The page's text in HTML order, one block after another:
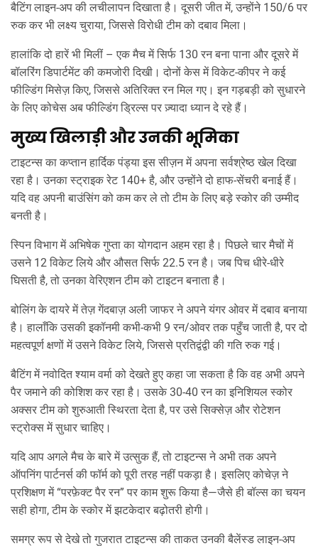
बैटिंग लाइन‑अप की लचीलापन दिखाता है। दूसरी जीत में, उन्होंने 150/6 पर
रुक कर भी लक्ष्य चुराया, जिससे विरोधी टीम को दबाव मिला।
हालांकि दो हारें भी मिलीं – एक मैच में सिर्फ 130 रन बना पाना और दूसरे में
बॉलरिंग डिपार्टमेंट की कमजोरी दिखी। दोनों केस में विकेट‑कीपर ने कई
फील्डिंग मिसेज़ किए, जिससे अतिरिक्त रन मिल गए। इन गड़बड़ी को सुधारने
के लिए कोचेस अब फील्डिंग ड्रिल्स पर ज़्यादा ध्यान दे रहे हैं।
मुख्य खिलाड़ी और उनकी भूमिका
टाइटन्स का कप्तान हार्दिक पंड्या इस सीज़न में अपना सर्वश्रेष्ठ खेल दिखा
रहा है। उनका स्ट्राइक रेट 140+ है, और उन्होंने दो हाफ‑सेंचरी बनाई हैं।
यदि वह अपनी बाउंसिंग को कम कर ले तो टीम के लिए बड़े स्कोर की उम्मीद
बनती है।
स्पिन विभाग में अभिषेक गुप्ता का योगदान अहम रहा है। पिछले चार मैचों में
उसने 12 विकेट लिये और औसत सिर्फ 22.5 रन है। जब पिच धीरे‑धीरे
घिसती है, तो उनका वेरिएशन टीम को टाइटन बनाता है।
बोलिंग के दायरे में तेज़ गेंदबाज़ अली जाफर ने अपने यंगर ओवर में दबाव बनाया
है। हालाँकि उसकी इकॉनमी कभी‑कभी 9 रन/ओवर तक पहुँच जाती है, पर दो
महत्वपूर्ण क्षणों में उसने विकेट लिये, जिससे प्रतिद्वंद्वी की गति रुक गई।
बैटिंग में नवोदित श्याम वर्मा को देखते हुए कहा जा सकता है कि वह अभी अपने
पैर जमाने की कोशिश कर रहा है। उसके 30‑40 रन का इनिशियल स्कोर
अक्सर टीम को शुरुआती स्थिरता देता है, पर उसे सिक्सेज़ और रोटेशन
स्ट्रोक्स में सुधार चाहिए।
यदि आप अगले मैच के बारे में उत्सुक हैं, तो टाइटन्स ने अभी तक अपने
ऑपनिंग पार्टनर्स की फॉर्म को पूरी तरह नहीं पकड़ा है। इसलिए कोचेज़ ने
प्रशिक्षण में “परफ़ेक्ट पैर रन” पर काम शुरू किया है—जैसे ही बॉल्स का चयन
सही होगा, टीम के स्कोर में झटकेदार बढ़ोतरी होगी।
समग्र रूप से देखे तो गुजरात टाइटन्स की ताकत उनकी बैलेंस्ड लाइन‑अप